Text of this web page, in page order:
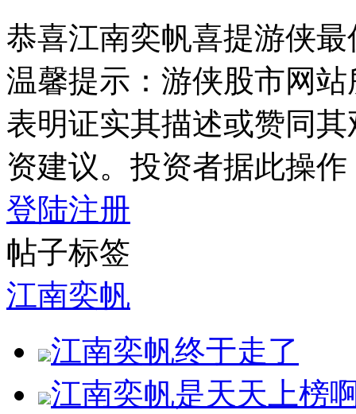
恭喜江南奕帆喜提游侠最
温馨提示：游侠股市网
表明证实其描述或赞同
资建议。投资者据此操
登陆注册
帖子标签
江南奕帆
江南奕帆终于走了
江南奕帆是天天上榜